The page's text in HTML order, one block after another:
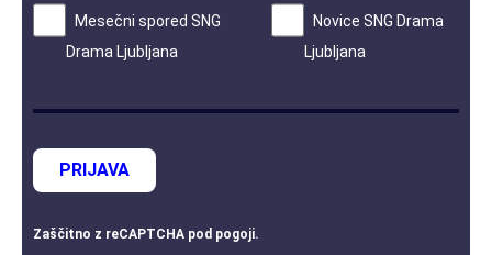
Mesečni spored SNG
Drama Ljubljana
Novice SNG Drama
Ljubljana
PRIJAVA
Zaščitno z reCAPTCHA pod pogoji.